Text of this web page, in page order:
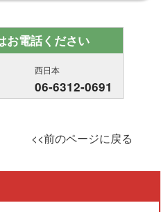
お電話ください
西日本
06-6312-0691
<<前のページに戻る